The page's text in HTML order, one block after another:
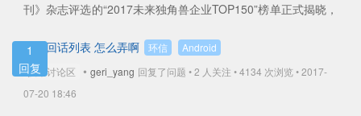
刊》杂志评选的“2017未来独角兽企业TOP150”榜单正式揭晓，
1
回复
关于回话列表 怎么弄啊 环信
Android
技术讨论区
• geri_yang 回复了问题 • 2 人关注 •4134 次浏览 • 2017-
07-20 18:46